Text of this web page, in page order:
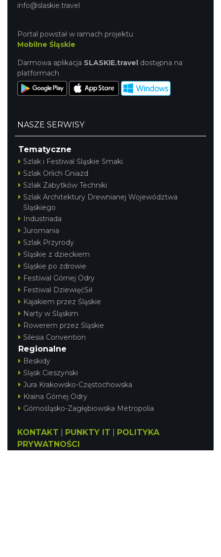
info@slaskie.travel
Portal powstał w ramach projektu
Mobilne Śląskie
Darmowa aplikacja SLASKIE.travel dostępna na
platformach
NASZE SERWISY
Tematyczne
Szlak i Festiwal Śląskie Smaki
Szlak Orlich Gniazd
Szlak Zabytków Techniki
Szlak Architektury Drewnianej Województwa
Śląskiego
Industriada
Juromania
Szlak Przyrody
Śląskie z dzieckiem
Śląskie po zdrowie
Festiwal Górnej Odry
Festiwal DziewięćSił
Kajakiem przez Śląskie
Narty w Śląskim
Rowerem przez Śląskie
Silesia Convention
Regionalne
Beskidy
Śląsk Cieszyński
Jura Krakowsko-Częstochowska
Kraina Górnej Odry
Górnośląsko-Zagłębiowska Metropolia
KONTAKT PUNKTY IT
POLITYKA
PRYWATNOŚCI